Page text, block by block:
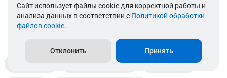
info@akkamulik.by
Пункты выдачи Магазины
Cайт использует файлы cookie для корректной работы и
анализа данных в соответствии с Политикой обработки
файлов cookie.
Отклонить Принять